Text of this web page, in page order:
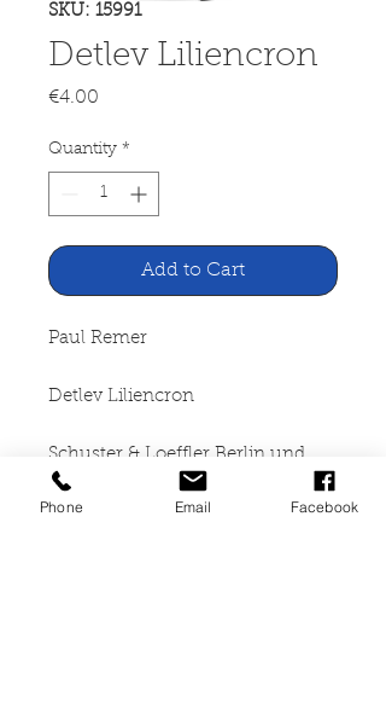
SKU: 15991
Detlev Liliencron
€4.00
Quantity *
Add to Cart
Paul Remer
Detlev Liliencron
Schuster & Loeffler Berlin und
Leipzig o.J.
Phone Email Facebook